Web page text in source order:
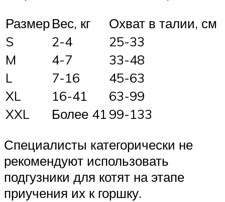
РазмерВес, кг
Охват в талии, см
S
2-4
25-33
M
4-7
33-48
L
7-16
45-63
XL
16-41
63-99
XXL
Более 41 99-133
Специалисты категорически не
рекомендуют использовать
подгузники для котят на этапе
приучения их к горшку.